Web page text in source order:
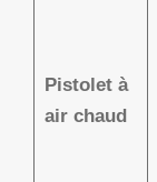
Pistolet à
air chaud